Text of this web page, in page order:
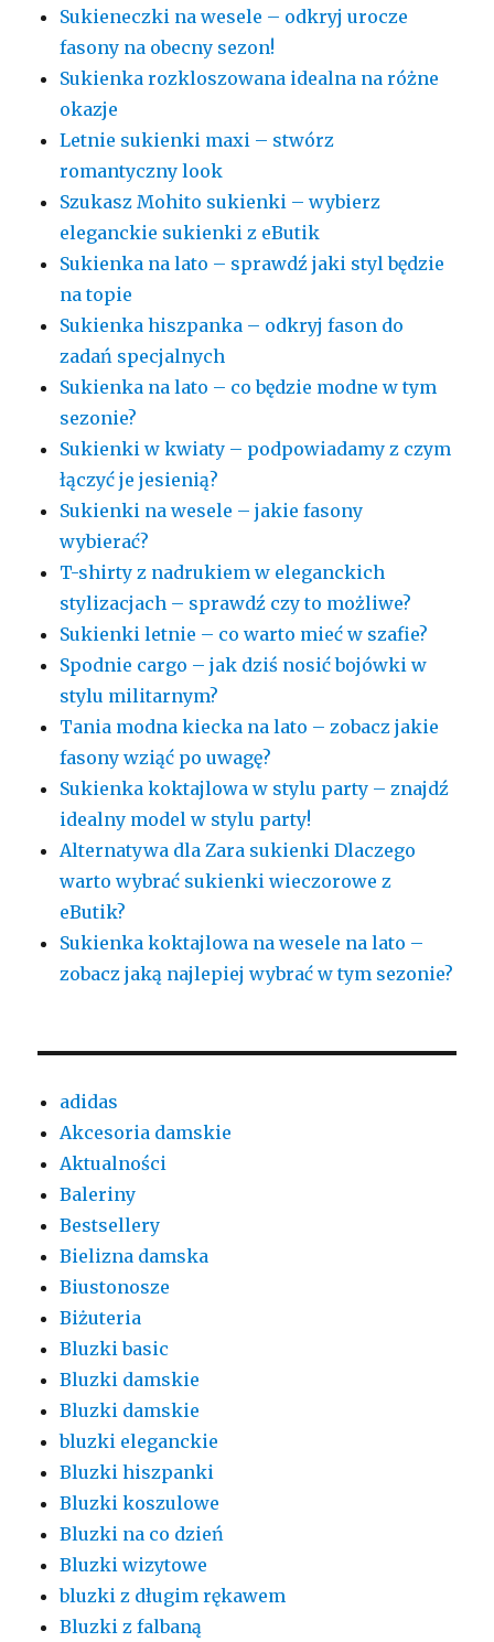
Sukieneczki na wesele – odkryj urocze
fasony na obecny sezon!
Sukienka rozkloszowana idealna na różne
okazje
Letnie sukienki maxi – stwórz
romantyczny look
Szukasz Mohito sukienki – wybierz
eleganckie sukienki z eButik
Sukienka na lato – sprawdź jaki styl będzie
na topie
Sukienka hiszpanka – odkryj fason do
zadań specjalnych
Sukienka na lato – co będzie modne w tym
sezonie?
Sukienki w kwiaty – podpowiadamy z czym
łączyć je jesienią?
Sukienki na wesele – jakie fasony
wybierać?
T-shirty z nadrukiem w eleganckich
stylizacjach – sprawdź czy to możliwe?
Sukienki letnie – co warto mieć w szafie?
Spodnie cargo – jak dziś nosić bojówki w
stylu militarnym?
Tania modna kiecka na lato – zobacz jakie
fasony wziąć po uwagę?
Sukienka koktajlowa w stylu party – znajdź
idealny model w stylu party!
Alternatywa dla Zara sukienki Dlaczego
warto wybrać sukienki wieczorowe z
eButik?
Sukienka koktajlowa na wesele na lato –
zobacz jaką najlepiej wybrać w tym sezonie?
adidas
Akcesoria damskie
Aktualności
Baleriny
Bestsellery
Bielizna damska
Biustonosze
Biżuteria
Bluzki basic
Bluzki damskie
Bluzki damskie
bluzki eleganckie
Bluzki hiszpanki
Bluzki koszulowe
Bluzki na co dzień
Bluzki wizytowe
bluzki z długim rękawem
Bluzki z falbaną